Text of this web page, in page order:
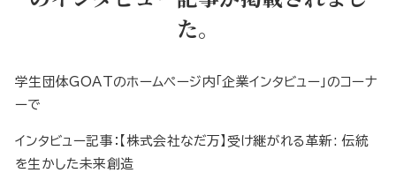
た。
学生団体GOATのホームページ内「企業インタビュー」のコーナ
ーで
インタビュー記事：【株式会社なだ万】受け継がれる革新: 伝統
を生かした未来創造